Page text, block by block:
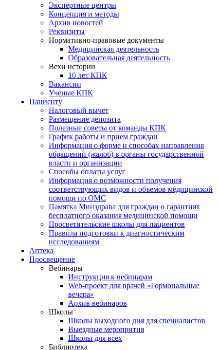
Экспертные центры
Концепция и методы
Архив новостей
Реквизиты
Нормативно-правовые документы
Медицинская деятельность
Образовательная деятельность
Вехи истории
10 лет КПК
Вакансии
Ученые КПК
Пациенту
Налоговый вычет
Размещение депозита
Полезные советы от команды КПК
График работы и прием граждан
Информация о форме и способах направления
обращений (жалоб) в органы государственной
власти и организации
Способы оплаты услуг
Информация о возможности получения
соответствующих видов и объемов медицинской
помощи по ОМС
Памятка Минздрава для граждан о гарантиях
бесплатного оказания медицинской помощи
Просветительские школы для пациентов
Правила подготовки к диагностическим
исследованиям
Аптека
Просвещение
Вебинары
Инструкция к вебинарам
Web-проект для врачей «Гормональные
вечера»
Архив вебинаров
Школы
Школы выходного дня для специалистов
Выездные меропрития
Школы для всех
Библиотека